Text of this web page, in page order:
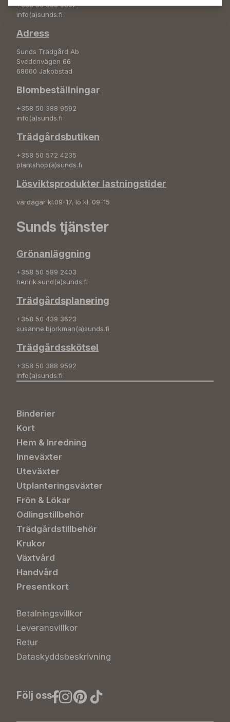
+358 50 388 9592
info(a)sunds.fi
Adress
Sunds Trädgård Ab
Svedenvägen 66
68660 Jakobstad
Blombeställningar
+358 50 388 9592
info(a)sunds.fi
Trädgårdsbutiken
+358 50 572 4235
plantshop(a)sunds.fi
Lösviktsprodukter lastningstider
vardagar kl.09-17, lö kl. 09-15
Sunds tjänster
Grönanläggning
+358 50 589 2403
henrik.sund(a)sunds.fi
Trädgårdsplanering
+358 50 439 3623
susanne.bjorkman(a)sunds.fi
Trädgårdsskötsel
+358 50 388 9592
info(a)sunds.fi
Binderier
Kort
Hem & Inredning
Inneväxter
Uteväxter
Utplanteringsväxter
Frön & Lökar
Odlingstillbehör
Trädgårdstillbehör
Krukor
Växtvård
Handvård
Presentkort
Betalningsvillkor
Leveransvillkor
Retur
Dataskyddsbeskrivning
Följ oss